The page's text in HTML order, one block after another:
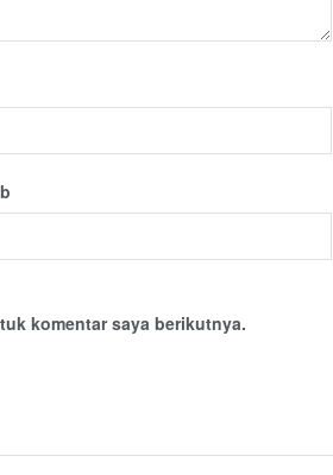
komentar saya berikutnya.